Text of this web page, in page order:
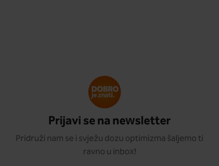
Prijavi se na newsletter
Pridruži nam se i svježu dozu optimizma šaljemo ti
ravno u inbox!